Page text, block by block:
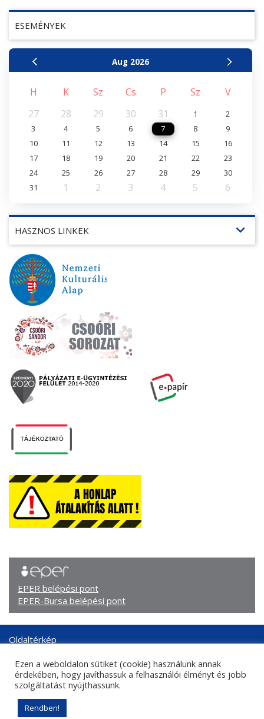
ESEMÉNYEK
Aug 2026
H K Sz Cs P Sz
V
27
28 29 30 31 1
2
3
4 5 6 7 8
9
10
11 12 13 14 15
16
17
18 19 20 21 22
23
24
25 26 27 28 29
30
31
1 2 3 4 5 6
EPER belépési pont
EPER-Bursa belépési pont
HASZNOS LINKEK expand_more
Oldaltérkép
Adatkezelési tájékoztató
Központi kapcsolati adatok
Sajtókapcsolat
© 2026. Nemzeti Kulturális Támogatáskezelő
Ezen a weboldalon sütiket (cookie) használunk annak
érdekében, hogy javíthassuk a felhasználói élményt és jobb
szolgáltatást nyújthassunk.
Rendben!